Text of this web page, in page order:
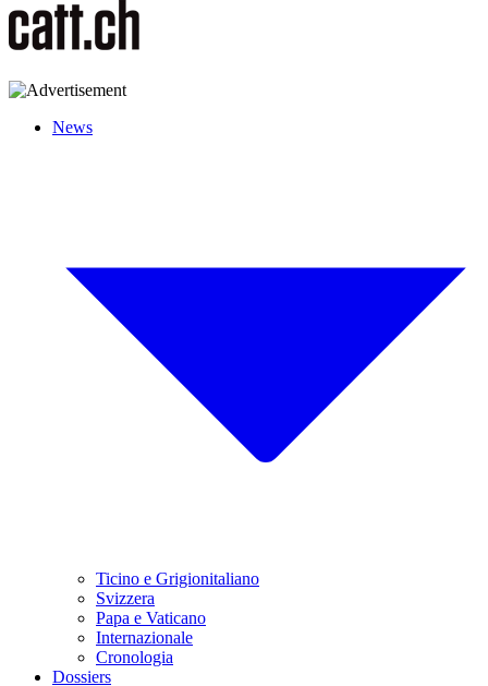
News
Ticino e Grigionitaliano
Svizzera
Papa e Vaticano
Internazionale
Cronologia
Dossiers